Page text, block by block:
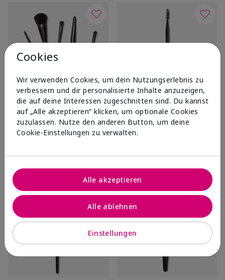
Mary Kay®Essential Brush
Collection
UVP70,00 €
Warenkorb
Mary Kay ®Eyebrow/Eyeliner
Brush
UVP20,00 €
Warenkorb
Cookies
Wir verwenden Cookies, um dein Nutzungserlebnis zu
verbessern und dir personalisierte Inhalte anzuzeigen,
die auf deine Interessen zugeschnitten sind. Du kannst
auf „Alle akzeptieren“ klicken, um optionale Cookies
zuzulassen. Nutze den anderen Button, um deine
Cookie-Einstellungen zu verwalten.
Einstellungen
Alle ablehnen
Alle akzeptieren